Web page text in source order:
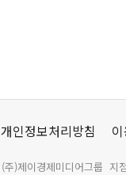
개인정보처리방침
)제이경제미디어그룹 지